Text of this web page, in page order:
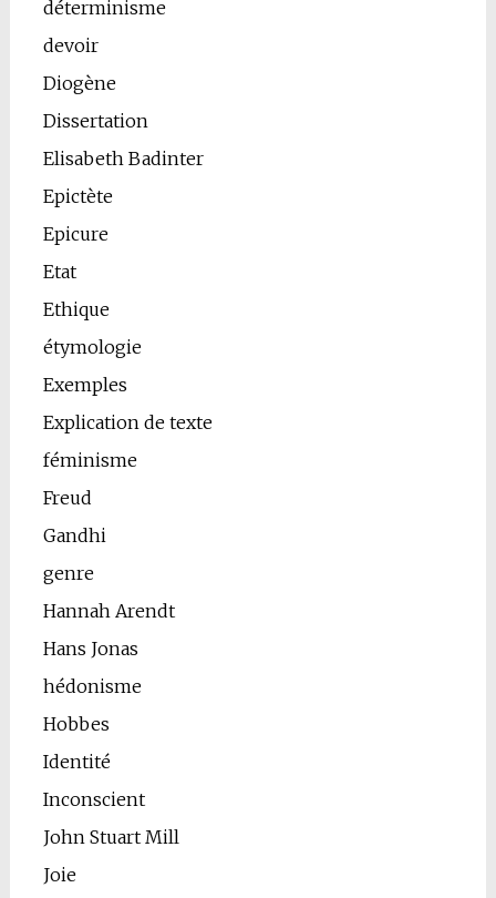
déterminisme
devoir
Diogène
Dissertation
Elisabeth Badinter
Epictète
Epicure
Etat
Ethique
étymologie
Exemples
Explication de texte
féminisme
Freud
Gandhi
genre
Hannah Arendt
Hans Jonas
hédonisme
Hobbes
Identité
Inconscient
John Stuart Mill
Joie